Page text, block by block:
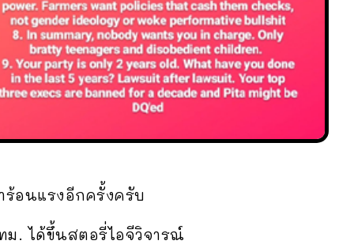
ร้อนแรงอีกครั้งครับ
. ได้ขึ้นสตอรี่ไอจีวิจารณ์